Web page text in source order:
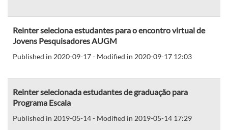
Reinter seleciona estudantes para o encontro virtual de
Jovens Pesquisadores AUGM
Published in 2020-09-17 - Modified in 2020-09-17 12:03
Reinter selecionada estudantes de graduação para
Programa Escala
Published in 2019-05-14 - Modified in 2019-05-14 17:29